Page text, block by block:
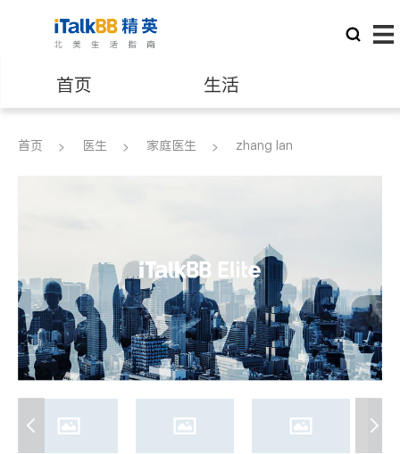
首页 生活
医生 律师
养老 非盈利组织
首页 医生 家庭医生 zhang lan